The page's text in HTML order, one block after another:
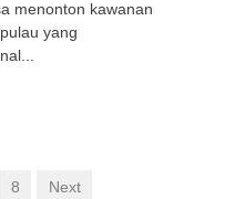
menonton kawanan
yang
8 Next